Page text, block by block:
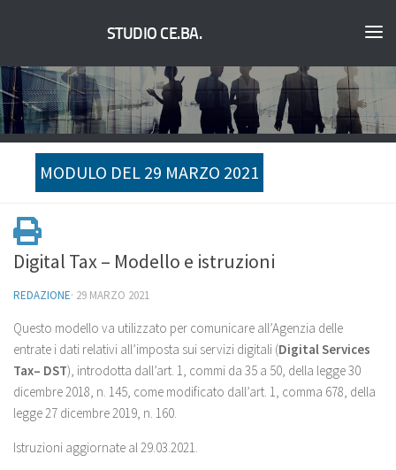
STUDIO CE.BA.
MODULO DEL 29 MARZO 2021
Digital Tax – Modello e istruzioni
REDAZIONE· 29 MARZO 2021
Questo modello va utilizzato per comunicare all’Agenzia delle
entrate i dati relativi all’imposta sui servizi digitali (Digital Services
Tax– DST), introdotta dall’art. 1, commi da 35 a 50, della legge 30
dicembre 2018, n. 145, come modificato dall’art. 1, comma 678, della
legge 27 dicembre 2019, n. 160.
Istruzioni aggiornate al 29.03.2021.